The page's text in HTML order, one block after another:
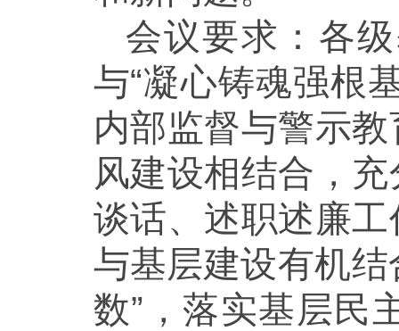
会议要求：各
与“凝心铸魂强根
内部监督与警示
风建设相结合，
谈话、述职述廉
与基层建设有机结
数”，落实基层民